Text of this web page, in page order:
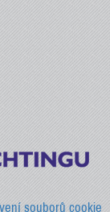
souborů cookie